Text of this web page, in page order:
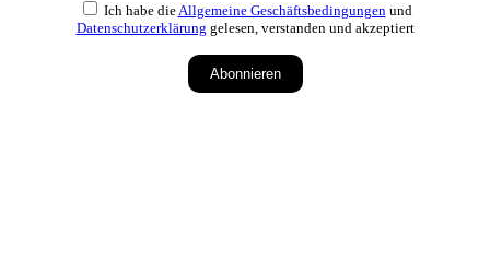
Ich habe die Allgemeine Geschäftsbedingungen und
Datenschutzerklärung gelesen, verstanden und akzeptiert
Abonnieren